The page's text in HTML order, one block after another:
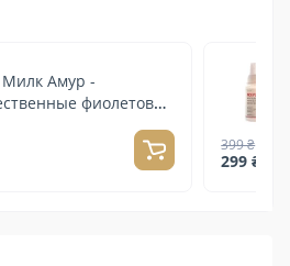
Амур -
фиолетовые
контактные
399 ₴
299 ₴